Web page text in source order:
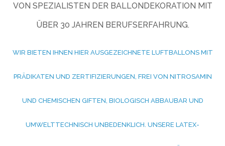
VON SPEZIALISTEN DER BALLONDEKORATION MIT
ÜBER 30 JAHREN BERUFSERFAHRUNG.
WIR BIETEN IHNEN HIER AUSGEZEICHNETE LUFTBALLONS MIT
PRÄDIKATEN UND ZERTIFIZIERUNGEN, FREI VON NITROSAMIN
UND CHEMISCHEN GIFTEN, BIOLOGISCH ABBAUBAR UND
UMWELTTECHNISCH UNBEDENKLICH. UNSERE LATEX-